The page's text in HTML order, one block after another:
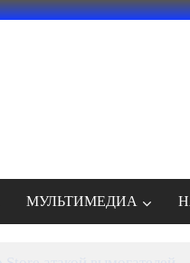
МУЛЬТИМЕДИА